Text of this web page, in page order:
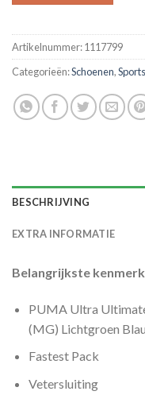
Artikelnummer:1117799
Categorieën:Schoenen,
BESCHRIJVING
EXTRA INFORMATIE
Belangrijkste
PUMA Ultra
(MG) Lichtgroen
Fastest Pack
Vetersluiting